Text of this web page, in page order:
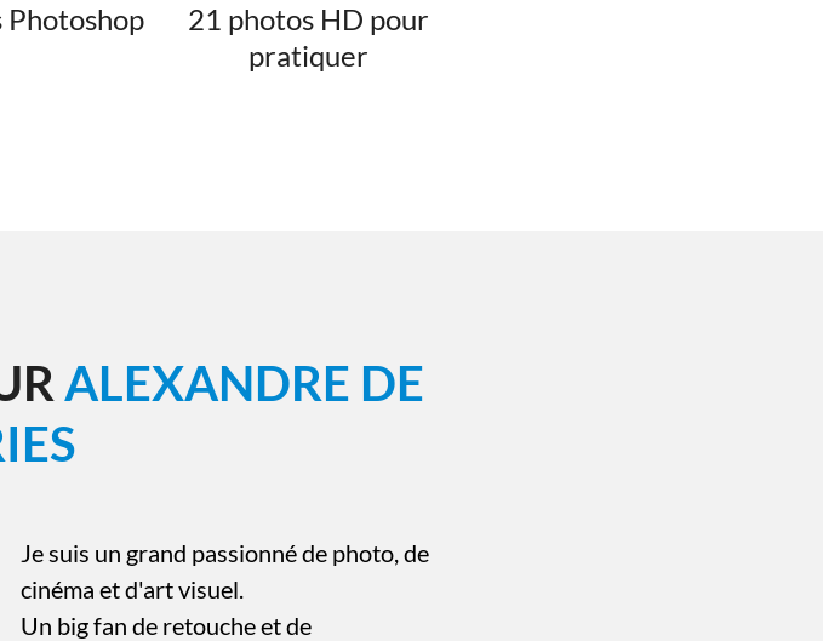
21 photos HD pour
pratiquer
ALEXANDRE DE
Je suis un grand passionné de photo, de
cinéma et d'art visuel.
Un big fan de retouche et de